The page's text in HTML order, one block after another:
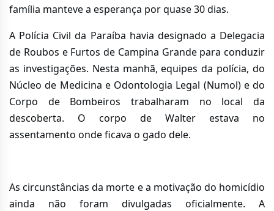
família manteve a esperança por quase 30 dias.
A Polícia Civil da Paraíba havia designado a Delegacia
de Roubos e Furtos de Campina Grande para conduzir
as investigações. Nesta manhã, equipes da polícia, do
Núcleo de Medicina e Odontologia Legal (Numol) e do
Corpo de Bombeiros trabalharam no local da
descoberta. O corpo de Walter estava no
assentamento onde ficava o gado dele.
As circunstâncias da morte e a motivação do homicídio
ainda não foram divulgadas oficialmente. A